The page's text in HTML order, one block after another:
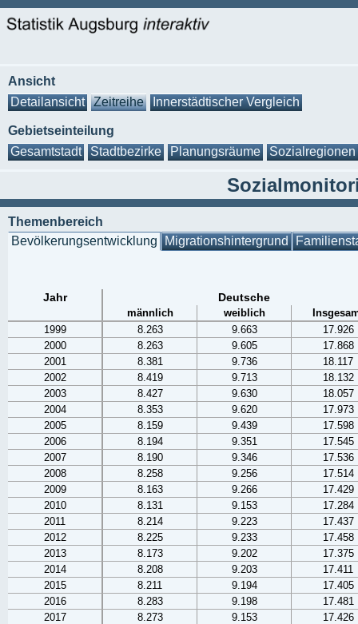
Ansicht
Detailansicht
Zeitreihe Innerstädtischer Vergleich
Gebietseinteilung
Gesamtstadt
Stadtbezirke Planungsräume Sozialregionen
Themenbereich
Bevölkerungsentwicklung Migrationshintergrund
Jahr Deutsche
männlich weiblich
1999
8.263 9.663
17.926
2000
8.263 9.605
17.868
2001
8.381 9.736
18.117
2002
8.419 9.713
18.132
2003
8.427 9.630
18.057
2004
8.353 9.620
17.973
2005
8.159 9.439
17.598
2006
8.194 9.351
17.545
2007
8.190 9.346
17.536
2008
8.258 9.256
17.514
2009
8.163 9.266
17.429
2010
8.131 9.153
17.284
2011
8.214 9.223
17.437
2012
8.225 9.233
17.458
2013
8.173 9.202
17.375
2014
8.208 9.203
17.411
2015
8.211 9.194
17.405
2016
8.283 9.198
17.481
2017
8.273 9.153
17.426